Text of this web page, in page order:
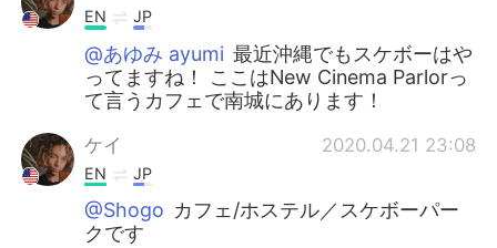
EN JP
@あゆみ ayumi 最近沖縄でもスケボーはや
ってますね！ ここはNew Cinema Parlorっ
て言うカフェで南城にあります！
ケイ 2020.04.21 23:08
EN JP
@Shogo カフェ/ホステル／スケボーパー
クです